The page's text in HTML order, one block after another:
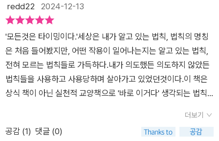
을 정립하면서 보편적으로 받아들이게 되었으나, 동양에서는 공
자의 시대보다도 훨씬 전에 이미 <주역>이라는 경전이 저술되
어 신비스럽게 해석되고 존중되어 왔습니다. p210을 보면 저자
는 0과 1로 세상의 모든 것을 변환하는 디지털의 원리야말로 사
실은 수천 년 전 주역(周易)에서 이미 확고하게 밝혀 놓았다
고 말합니다. 그 핵심은, 음(陰)과 양(陽)이 교섭하여 온갖 이치
가 빚어지니 窮, 變, 通, 久의 4단계 변천이 돌고돌아 세상사 천
면 할수록 그 탄탄한 교의의 구조 앞에 숙연해집니다. p223에
는 유연한 전술을 구사하여 농민의 마음을 얻어 대륙의 패권을 차
법칙’, ‘나비 효과’, ‘피그말리온 효과’, ‘우물의 법칙’, ‘후광 효과’,
‘활주로 이론’, ‘에너지 보존의 법칙’, ‘만유인력의 법칙’, ‘피보나치
의 수열’ 등 우리가 많이 들어왔던 법칙들도 책 속에 소개되어져
있다. 살면서 가장 많이 접하는 세상의 법칙은 뭘까? 아무래도 머
피의 법칙이 아닐까 싶다. 일이 잘 풀리지 않고 자꾸 꼬이기만 할
때 쓰는 말이다. 가뜩이나 늦었는데 신호등마다 걸리는 경우가 그
렇다. 그 반대로 샐리의 법칙도 있다. 우연히도 자신이 바라는 대
로 일이 수월하게 진행되거나 계속해서 자신에게 유리한 일만 일
현상일 때보다믿을 수 없을 만큼 수준이 높다.가면 파티에는 자기
존재를 알리지 않고 욕망을 마음껏발산하려는 의도가 숨어 있다.
이럴 때 사람은 평소에는도저히 할 수 없었던 행위를 태연하게 한
다. 심리학에서는이를 '몰개성화' 현상이라고 부른다.'마이너리티
인플런스'란 '집단이나 조직 가운데 소수파로존재하면서도 다수
의 의견에 굴복하지 않고 자신의 의견을당당하게 주장하여 다수
파에게 영향을 미치는 현상'을가르키는 말이다. 마이너리티 인플
주장을 당당히 밝히지 못하면 다수의 이름으로 폭거가 자행될 수
있기때문이다.데자뷰란 '처음 접하지만 낯설지 않은 느낌'을 가리
능한 지도자들이 조직을 장악할 가능성이 많다는 것을 의미한다.
필연적인 불변의 관계가 존재한다. 흔히 말하는 법칙이다. 법칙은
다양한 형태로 규정되고 표현되는데 법칙을 아는 것은 자연과 인
간사회를 보편적으로 평가하고 판단하는데 상당한 이점을 제공
한다. 간헐적인 사건이나 사고가 대형 사고를 일으킨다는 ‘하인리
히 법칙’은 사회적 현상의 흐름을 이해하는데 탁월한 효과를 제공
한다. 큰 사고 이전에는 분명한 신호들이 나타난다. 쓰촨성 대지
진엔 다양한 징후들이 나타났다. 8만 톤의 저수지 물이 갑자기 사
redd22 2024-12-13
'모든것은 타이밍이다.'세상은 내가 알고 있는 법칙, 법칙의 명칭
은 처음 들어봤지만, 어떤 작용이 일어나는지는 알고 있는 법칙,
전혀 모르는 법칙들로 가득하다.내가 의도했든 의도하지 않았든
법칙들을 사용하고 사용당하며 살아가고 있었던것이다.이 책은
상식 책이 아닌 실천적 교양책으로 '바로 이거다' 생각되는 법칙
있다.성공을 위한 '실천적 교양'과 살아가는데 힘이 되는 '생산적
교양'으로 나누어 설명하고 있지만 꼭 나누어 이해하거나 사용해
더보기
공감 (1) 댓글 (0)